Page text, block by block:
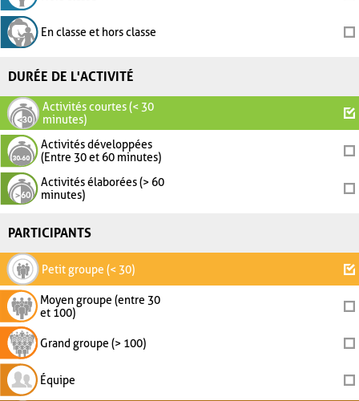
En classe et hors classe
DURÉE DE L'ACTIVITÉ
Activités courtes (< 30
minutes)
Activités développées
(Entre 30 et 60 minutes)
Activités élaborées (> 60
minutes)
PARTICIPANTS
Petit groupe (< 30)
Moyen groupe (entre 30
et 100)
Grand groupe (> 100)
Équipe